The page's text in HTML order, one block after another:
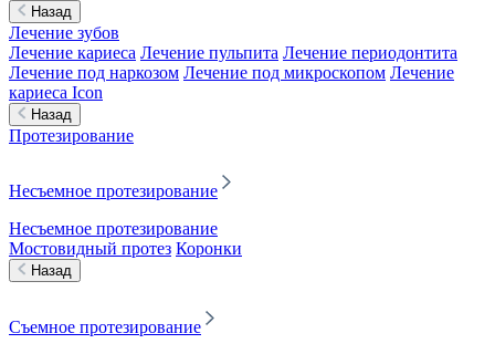
Назад
Лечение зубов
Лечение кариеса Лечение пульпита Лечение периодонтита
Лечение под наркозом Лечение под микроскопом Лечение
кариеса Icon
Назад
Протезирование
Несъемное протезирование
Несъемное протезирование
Мостовидный протез Коронки
Назад
Съемное протезирование